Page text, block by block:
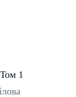
1